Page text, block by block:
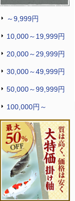
～9,999円
10,000～19,999円
20,000～29,999円
30,000～49,999円
50,000～99,999円
100,000円～